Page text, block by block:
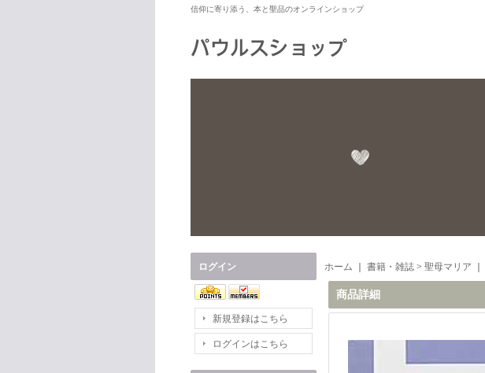
信仰に寄り添う、本と聖品のオンラインショップ
ログイン
新規登録はこちら
ログインはこちら
ホーム 書籍・雑誌 > 聖母マリア
商品詳細